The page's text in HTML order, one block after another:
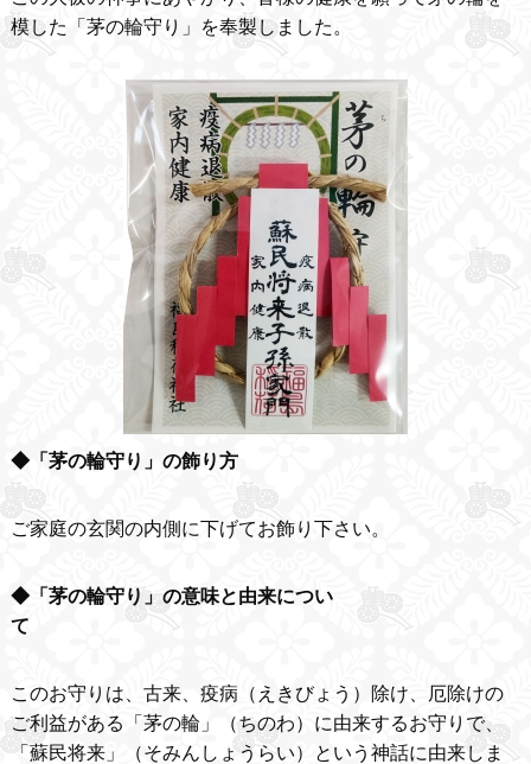
模した「茅の輪守り」を奉製しました。
◆「茅の輪守り」の飾り方
ご家庭の玄関の内側に下げてお飾り下さい。
◆「茅の輪守り」の意味と由来につい
て
このお守りは、古来、疫病（えきびょう）除け、厄除けの
ご利益がある「茅の輪」（ちのわ）に由来するお守りで、
「蘇民将来」（そみんしょうらい）という神話に由来しま